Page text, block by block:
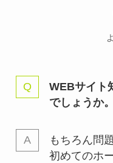
WEBサイト
でしょうか。
もちろん問
初めてのホ